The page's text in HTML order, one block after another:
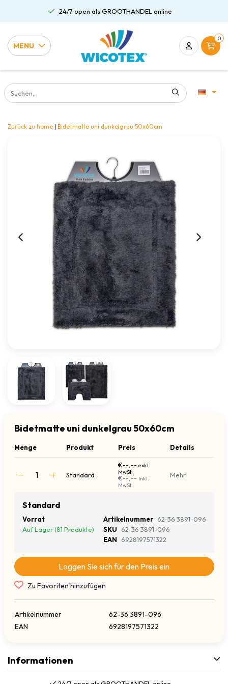
24/7 open als GROOTHANDEL online
MENU
0
Zurück zu home | Bidetmatte uni dunkelgrau 50x60cm
Bidetmatte uni dunkelgrau 50x60cm
Menge Produkt Preis Details
Standard
€--,-- exkl.
MwSt.
€--,-- Inkl.
MwSt.
Mehr
Standard
Vorrat
Auf Lager (81 Produkte)
Artikelnummer 62-36 3891-096
SKU
62-36 3891-096
EAN
6928197571322
Loggen Sie sich für den Preis ein
Zu Favoriten hinzufügen
Artikelnummer
62-36 3891-096
EAN
6928197571322
Informationen